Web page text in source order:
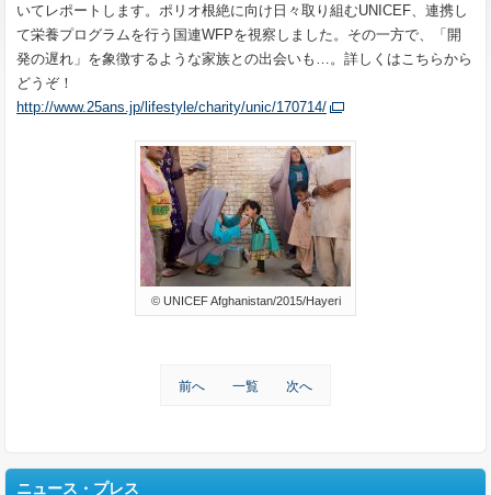
いてレポートします。ポリオ根絶に向け日々取り組むUNICEF、連携し
て栄養プログラムを行う国連WFPを視察しました。その一方で、「開
発の遅れ」を象徴するような家族との出会いも…。詳しくはこちらから
どうぞ！
http://www.25ans.jp/lifestyle/charity/unic/170714/
© UNICEF Afghanistan/2015/Hayeri
前へ 一覧 次へ
ニュース・プレス